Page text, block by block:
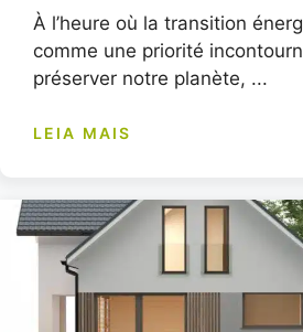
À l’heure où la transition
comme une priorité
préserver notre planète, ...
LEIA MAIS